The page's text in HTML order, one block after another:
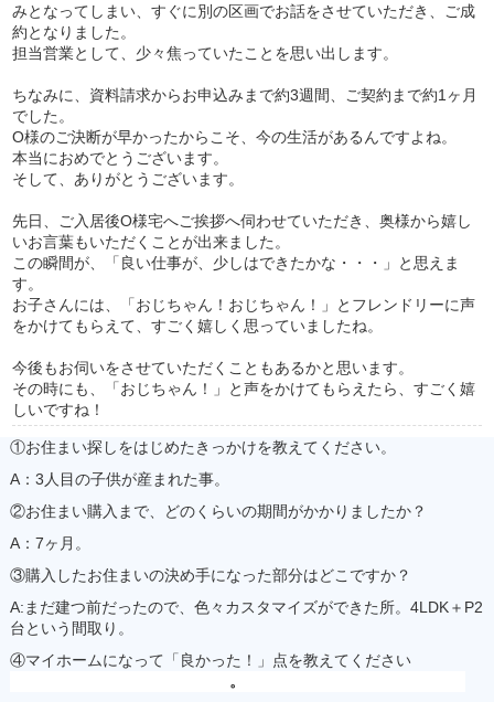
みとなってしまい、すぐに別の区画でお話をさせていただき、ご成
約となりました。
担当営業として、少々焦っていたことを思い出します。
ちなみに、資料請求からお申込みまで約3週間、ご契約まで約1ヶ月
でした。
O様のご決断が早かったからこそ、今の生活があるんですよね。
本当におめでとうございます。
そして、ありがとうございます。
先日、ご入居後O様宅へご挨拶へ伺わせていただき、奥様から嬉し
いお言葉もいただくことが出来ました。
この瞬間が、「良い仕事が、少しはできたかな・・・」と思えま
す。
お子さんには、「おじちゃん！おじちゃん！」とフレンドリーに声
をかけてもらえて、すごく嬉しく思っていましたね。
今後もお伺いをさせていただくこともあるかと思います。
その時にも、「おじちゃん！」と声をかけてもらえたら、すごく嬉
しいですね！
①お住まい探しをはじめたきっかけを教えてください。
A：3人目の子供が産まれた事。
②お住まい購入まで、どのくらいの期間がかかりましたか？
A：7ヶ月。
③購入したお住まいの決め手になった部分はどこですか？
A:まだ建つ前だったので、色々カスタマイズができた所。4LDK＋P2
台という間取り。
④マイホームになって「良かった！」点を教えてください
。